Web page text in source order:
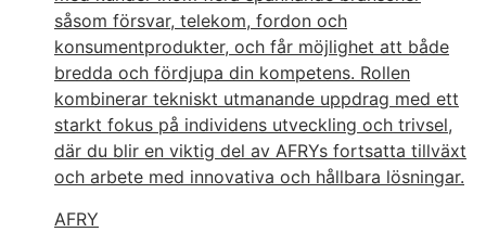
såsom försvar, telekom, fordon och
konsumentprodukter, och får möjlighet att både
bredda och fördjupa din kompetens. Rollen
kombinerar tekniskt utmanande uppdrag med ett
starkt fokus på individens utveckling och trivsel,
där du blir en viktig del av AFRYs fortsatta tillväxt
och arbete med innovativa och hållbara lösningar.
AFRY